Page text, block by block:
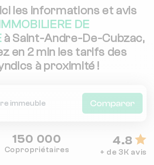
les informations et avis
IMMOBILIERE DE
à Saint-Andre-De-Cubzac,
en 2 min les tarifs des
à proximité !
Comparer
150 000
Copropriétaires
4.8
+ de 3K avis